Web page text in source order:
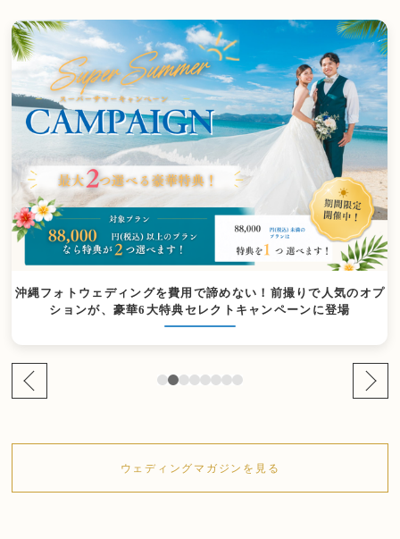
沖縄フォトウェディングを費用で諦めない！前撮りで人気のオプ
ションが、豪華6大特典セレクトキャンペーンに登場
ウェディングマガジンを見る